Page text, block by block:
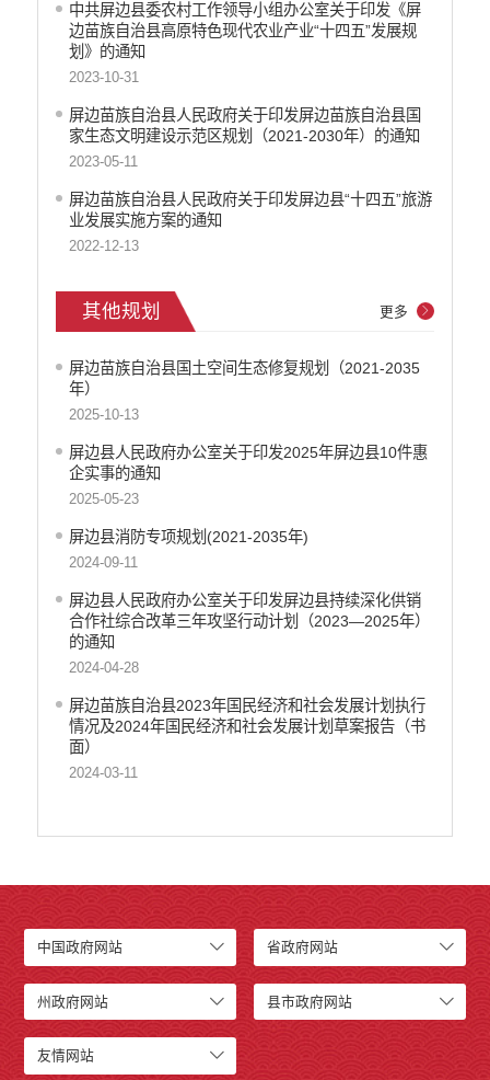
中共屏边县委农村工作领导小组办公室关于印发《屏
边苗族自治县高原特色现代农业产业“十四五”发展规
划》的通知
2023-10-31
屏边苗族自治县人民政府关于印发屏边苗族自治县国
家生态文明建设示范区规划（2021-2030年）的通知
2023-05-11
屏边苗族自治县人民政府关于印发屏边县“十四五”旅游
业发展实施方案的通知
2022-12-13
其他规划
屏边苗族自治县国土空间生态修复规划（2021-2035
年）
2025-10-13
屏边县人民政府办公室关于印发2025年屏边县10件惠
企实事的通知
2025-05-23
屏边县消防专项规划(2021-2035年)
2024-09-11
屏边县人民政府办公室关于印发屏边县持续深化供销
合作社综合改革三年攻坚行动计划（2023—2025年）
的通知
2024-04-28
屏边苗族自治县2023年国民经济和社会发展计划执行
情况及2024年国民经济和社会发展计划草案报告（书
面）
2024-03-11
更多
中国政府网站 省政府网站
州政府网站 县市政府网站
友情网站